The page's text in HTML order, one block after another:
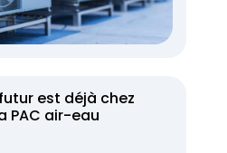
est déjà chez
PAC air-eau